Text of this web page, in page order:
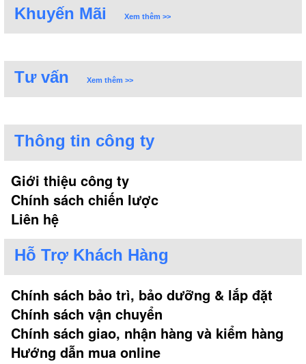
Khuyến Mãi Xem thêm >>
Tư vấn Xem thêm >>
Thông tin công ty
Giới thiệu công ty
Chính sách chiến lược
Liên hệ
Hỗ Trợ Khách Hàng
Chính sách bảo trì, bảo dưỡng & lắp đặt
Chính sách vận chuyển
Chính sách giao, nhận hàng và kiểm hàng
Hướng dẫn mua online